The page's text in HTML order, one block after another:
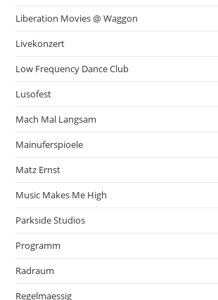
Liberation Movies @ Waggon
Livekonzert
Low Frequency Dance Club
Lusofest
Mach Mal Langsam
Mainuferspioele
Matz Ernst
Music Makes Me High
Parkside Studios
Programm
Radraum
Regelmaessig